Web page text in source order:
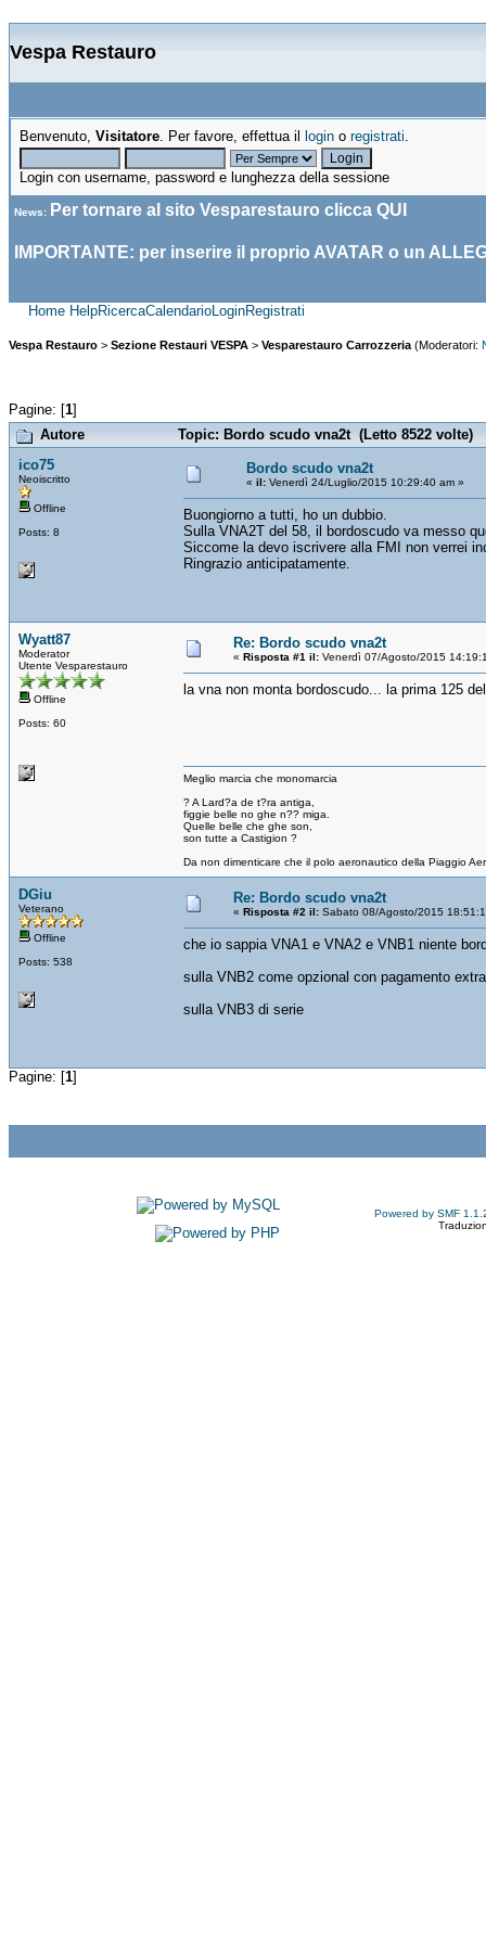
Vespa Restauro
Benvenuto, Visitatore. Per favore, effettua il login o registrati.
Login con username, password e lunghezza della sessione
News: Per tornare al sito Vesparestauro clicca QUI
IMPORTANTE: per inserire il proprio AVATAR o un
Home HelpRicercaCalendarioLoginRegistrati
Vespa Restauro > Sezione Restauri VESPA > Vesparestauro Carrozzeria (Moderatori:
Pagine: [1]
Autore
Topic: Bordo scudo vna2t (Letto 8522 volte)
ico75
Neoiscritto
Offline
Posts: 8
Bordo scudo vna2t
« il: Venerdì 24/Luglio/2015 10:29:40 am »
Buongiorno a tutti, ho un dubbio.
Sulla VNA2T del 58, il bordoscudo va messo
Siccome la devo iscrivere alla FMI non verrei
Ringrazio anticipatamente.
Wyatt87
Moderator
Utente Vesparestauro
Offline
Posts: 60
Re: Bordo scudo vna2t
« Risposta #1 il: Venerdì 07/Agosto/2015
la vna non monta bordoscudo... la prima 125
Meglio marcia che monomarcia
? A Lard?a de t?ra antiga,
figgie belle no ghe n?? miga.
Quelle belle che ghe son,
son tutte a Castigion ?
Da non dimenticare che il polo aeronautico della Piaggio
DGiu
Veterano
Offline
Posts: 538
Re: Bordo scudo vna2t
« Risposta #2 il: Sabato 08/Agosto/2015
che io sappia VNA1 e VNA2 e VNB1 niente
sulla VNB2 come opzional con pagamento extra
sulla VNB3 di serie
Pagine: [1]
Powered by SMF